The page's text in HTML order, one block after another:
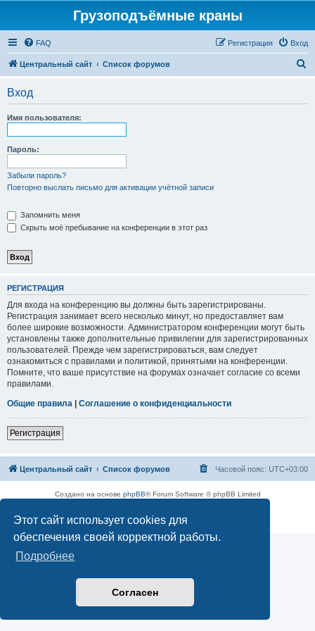
Этот сайт использует cookies для
обеспечения своей корректной работы.
Подробнее
Согласен
Грузоподъёмные краны
FAQ Вход
Регистрация
Центральный сайт Список форумов
Вход
Имя пользователя:
Пароль:
Забыли пароль?
Повторно выслать письмо для активации учётной записи
Запомнить меня
Скрыть моё пребывание на конференции в этот раз
РЕГИСТРАЦИЯ
Для входа на конференцию вы должны быть зарегистрированы.
Регистрация занимает всего несколько минут, но предоставляет вам
более широкие возможности. Администратором конференции могут быть
установлены также дополнительные привилегии для зарегистрированных
пользователей. Прежде чем зарегистрироваться, вам следует
ознакомиться с правилами и политикой, принятыми на конференции.
Помните, что ваше присутствие на форумах означает согласие со всеми
правилами.
Общие правила | Соглашение о конфиденциальности
Регистрация
Центральный сайт Список форумов Часовой пояс: UTC+03:00
Создано на основе phpBB® Forum Software © phpBB Limited
Конфиденциальность|Правила